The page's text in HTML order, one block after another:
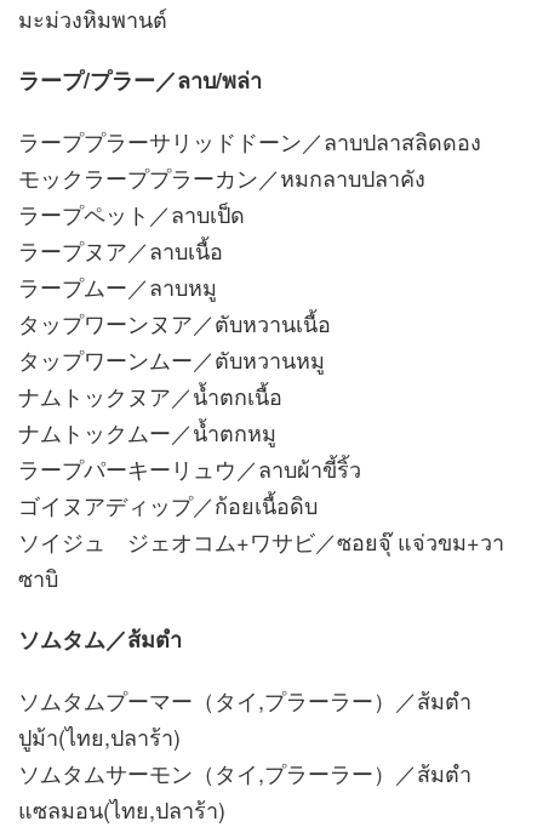
มะม่วงหิมพานต์
ラープ/プラー／ลาบ/พล่า
ラーププラーサリッドドーン／ลาบปลาสลิดดอง
モックラーププラーカン／หมกลาบปลาคัง
ラープペット／ลาบเป็ด
ラープヌア／ลาบเนื้อ
ラープムー／ลาบหมู
タップワーンヌア／ตับหวานเนื้อ
タップワーンムー／ตับหวานหมู
ナムトックヌア／น้ำตกเนื้อ
ナムトックムー／น้ำตกหมู
ラープパーキーリュウ／ลาบผ้าขี้ริ้ว
ゴイヌアディップ／ก้อยเนื้อดิบ
ソイジュ ジェオコム+ワサビ／ซอยจุ๊ แจ่วขม+วา
ซาบิ
ソムタム／ส้มตำ
ソムタムプーマー（タイ,プラーラー）／ส้มตำ
ปูม้า(ไทย,ปลาร้า)
ソムタムサーモン（タイ,プラーラー）／ส้มตํา
แซลมอน(ไทย,ปลาร้า)